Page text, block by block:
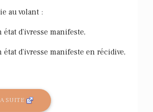
au volant :
d'ivresse manifeste,
d'ivresse manifeste en récidive,
SUITE